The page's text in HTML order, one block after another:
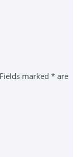
marked * are